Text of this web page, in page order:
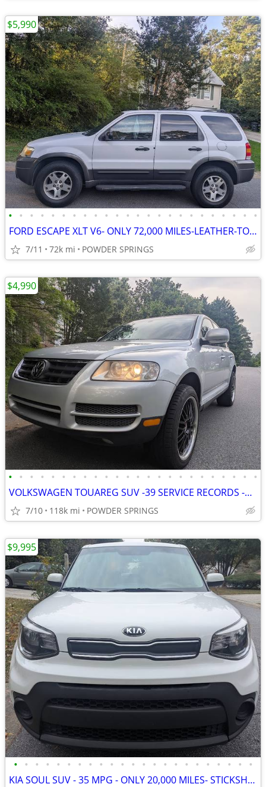
• • • • • • • • • • • • • • • • • • • • • • • •
FORD ESCAPE XLT V6- ONLY 72,000 MILES-LEATHER-TOW PACKAGE-SENIOR OWNED
7/11 72k mi POWDER SPRINGS
$5,990
• • • • • • • • • • • • • • • • • • • • • • • •
VOLKSWAGEN TOUAREG SUV -39 SERVICE RECORDS -WELL KEPT -LEATHER-SUNROOF
7/10 118k mi POWDER SPRINGS
$4,990
• • • • • • • • • • • • • • • • • • • • • • •
KIA SOUL SUV - 35 MPG - ONLY 20,000 MILES- STICKSHIFT - KIA SERVICED
$9,995